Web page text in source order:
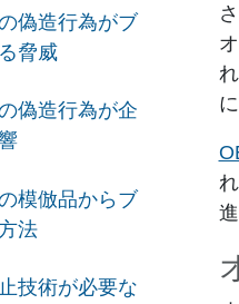
偽造行為がブ
脅威
偽造行為が企
模倣品からブ
法
技術が必要な